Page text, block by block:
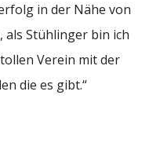
in der Nähe von
als Stühlinger bin ich
Verein mit der
die es gibt.“